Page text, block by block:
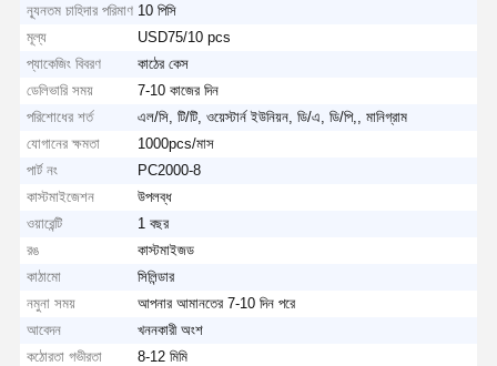
ন্যূনতম চাহিদার পরিমাণ 10 পিসি
মূল্য
USD75/10 pcs
প্যাকেজিং বিবরণ
কাঠের কেস
ডেলিভারি সময়
7-10 কাজের দিন
পরিশোধের শর্ত
এল/সি, টি/টি, ওয়েস্টার্ন ইউনিয়ন, ডি/এ, ডি/পি,, মানিগ্রাম
যোগানের ক্ষমতা
1000pcs/মাস
পার্ট নং
PC2000-8
কাস্টমাইজেশন
উপলব্ধ
ওয়ারেন্টি
1 বছর
রঙ
কাস্টমাইজড
কাঠামো
সিলিন্ডার
নমুনা সময়
আপনার আমানতের 7-10 দিন পরে
আবেদন
খননকারী অংশ
কঠোরতা গভীরতা
8-12 মিমি